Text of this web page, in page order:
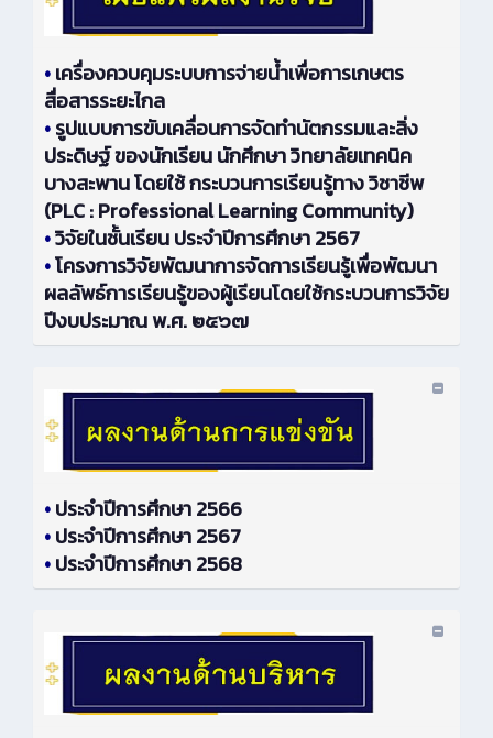
•เครื่องควบคุมระบบการจ่ายน้ำเพื่อการเกษตร
สื่อสารระยะไกล
•รูปแบบการขับเคลื่อนการจัดทำนัตกรรมและสิ่ง
ประดิษฐ์ ของนักเรียน นักศึกษา วิทยาลัยเทคนิค
บางสะพาน โดยใช้ กระบวนการเรียนรู้ทาง วิชาชีพ
(PLC : Professional Learning Community)
•วิจัยในชั้นเรียน ประจำปีการศึกษา 2567
•โครงการวิจัยพัฒนาการจัดการเรียนรู้เพื่อพัฒนา
ผลลัพธ์การเรียนรู้ของผู้เรียนโดยใช้กระบวนการวิจัย
ปีงบประมาณ พ.ศ. ๒๕๖๗
•ประจำปีการศึกษา 2566
•ประจำปีการศึกษา 2567
•ประจำปีการศึกษา 2568